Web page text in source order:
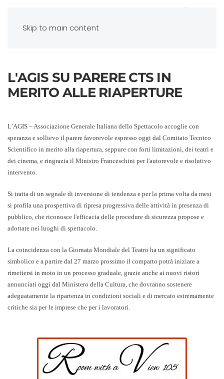
Skip to main content
L'AGIS SU PARERE CTS IN
MERITO ALLE RIAPERTURE
L’AGIS – Associazione Generale Italiana dello Spettacolo accoglie con
speranza e sollievo il parere favorevole espresso oggi dal Comitato Tecnico
Scientifico in merito alla riapertura, seppure con forti limitazioni, dei teatri e
dei cinema, e ringrazia il Ministro Franceschini per l'autorevole e risolutivo
intervento.
Si tratta di un segnale di inversione di tendenza e per la prima volta da mesi
si profila una prospettiva di ripresa progressiva delle attività in presenza di
pubblico, che riconosce l'efficacia delle procedure di sicurezza propose e
adottate nei luoghi di spettacolo.
La coincidenza con la Giornata Mondiale del Teatro ha un significato
simbolico e a partire dal 27 marzo prossimo il comparto potrà iniziare a
rimettersi in moto in un processo graduale, grazie anche ai nuovi ristori
annunciati oggi dal Ministero della Cultura, che dovranno sostenere
adeguatamente la ripartenza in condizioni sociali e di mercato estremamente
critiche sia per le imprese che per i lavoratori.